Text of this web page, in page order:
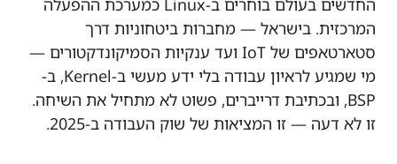
המרכזית. בישראל — מחברות ביטחוניות דרך
סטארטאפים של IoT ועד ענקיות הסמיקונדקטורים —
מי שמגיע לראיון עבודה בלי ידע מעשי ב-Kernel, ב-
BSP, ובכתיבת דרייברים, פשוט לא מתחיל את השיחה.
זו לא דעה — זו המציאות של שוק העבודה ב-2025.